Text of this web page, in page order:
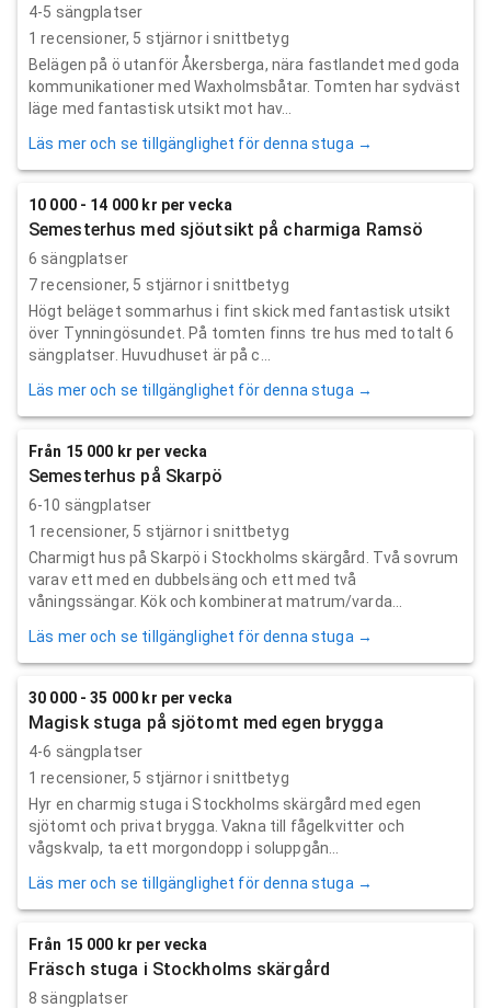
4-5 sängplatser
1 recensioner, 5 stjärnor i snittbetyg
Belägen på ö utanför Åkersberga, nära fastlandet med goda
kommunikationer med Waxholmsbåtar. Tomten har sydväst
läge med fantastisk utsikt mot hav...
Läs mer och se tillgänglighet för denna stuga →
10 000 - 14 000 kr per vecka
Semesterhus med sjöutsikt på charmiga Ramsö
6 sängplatser
7recensioner, 5 stjärnor i snittbetyg
Högt beläget sommarhus i fint skick med fantastisk utsikt
över Tynningösundet. På tomten finns tre hus med totalt 6
sängplatser. Huvudhuset är på c...
Läs mer och se tillgänglighet för denna stuga →
Från 15 000 kr per vecka
Semesterhus på Skarpö
6-10 sängplatser
1 recensioner, 5 stjärnor i snittbetyg
Charmigt hus på Skarpö i Stockholms skärgård. Två sovrum
varav ett med en dubbelsäng och ett med två
våningssängar. Kök och kombinerat matrum/varda...
Läs mer och se tillgänglighet för denna stuga →
30 000 - 35 000 kr per vecka
Magisk stuga på sjötomt med egen brygga
4-6 sängplatser
1 recensioner, 5 stjärnor i snittbetyg
Hyr en charmig stuga i Stockholms skärgård med egen
sjötomt och privat brygga. Vakna till fågelkvitter och
vågskvalp, ta ett morgondopp i soluppgån...
Läs mer och se tillgänglighet för denna stuga →
Från 15 000 kr per vecka
Fräsch stuga i Stockholms skärgård
8 sängplatser